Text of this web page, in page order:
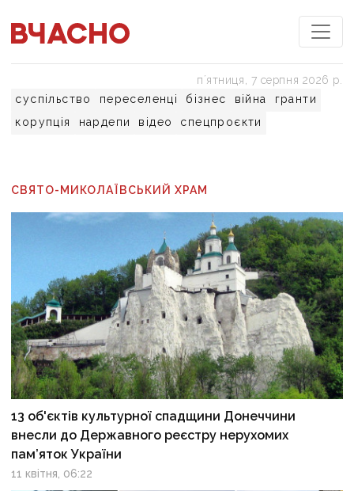
суспільство переселенці бізнес війна
гранти
корупція
нардепи відео спецпроєкти
пʼятниця, 7 серпня 2026 р.
СВЯТО-МИКОЛАЇВСЬКИЙ ХРАМ
13 об'єктів культурної спадщини Донеччини
внесли до Державного реєстру нерухомих
пам’яток України
11 квітня, 06:22